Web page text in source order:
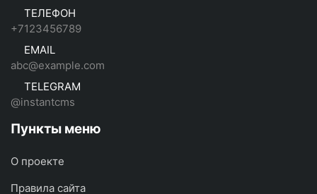
ТЕЛЕФОН
+7123456789
EMAIL
abc@example.com
TELEGRAM
@instantcms
Пункты меню
О проекте
Правила сайта